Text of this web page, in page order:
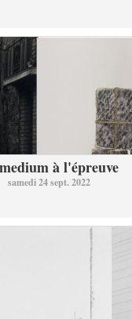
à l'épreuve
samedi 24 sept. 2022